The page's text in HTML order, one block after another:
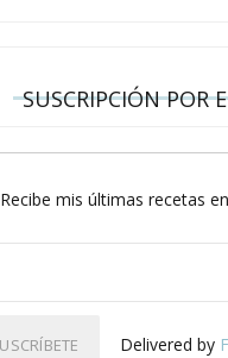
SUSCRIPCIÓN POR
Recibe mis últimas recetas
Delivered by